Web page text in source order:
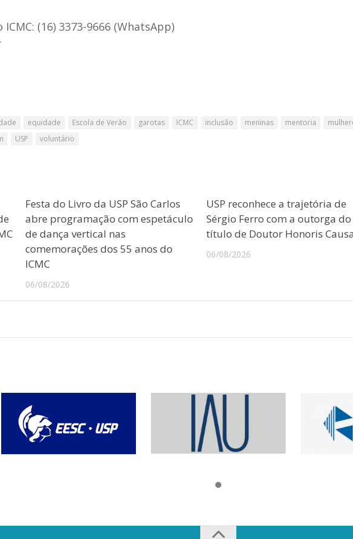
(16) 3373-9666 (WhatsApp)
equidade Escola de Verão garotas ICMC inclusão meninas mentoria
USP voluntário
Festa do Livro da USP São Carlos
abre programação com espetáculo
de dança vertical nas
comemorações dos 55 anos do
ICMC
06/08/2026
USP reconhece a trajetória de
Sérgio Ferro com a outorga do
título de Doutor Honoris
06/08/2026